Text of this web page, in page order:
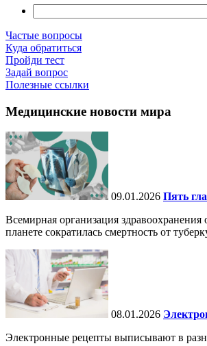
Частые вопросы
Куда обратиться
Пройди тест
Задай вопрос
Полезные ссылки
Медицинские новости мира
09.01.2026 Пять
Всемирная организация
планете сократилась смертность от
08.01.2026
Электронные рецепты выписывают в